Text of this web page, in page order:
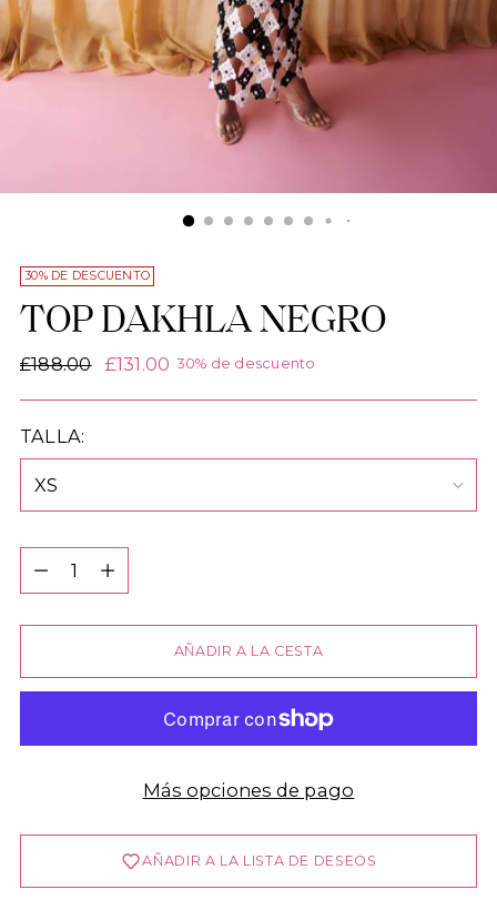
30% DE DESCUENTO
TOP DAKHLA NEGRO
Precio
£188.00 £131.00 30% de descuento
TALLA:
Cantidad
Cantidad
AÑADIR A LA CESTA
Más opciones de pago
AÑADIR A LA LISTA DE DESEOS
Se requiere iniciar sesión